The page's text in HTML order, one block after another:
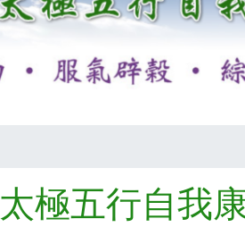
極五行自我康